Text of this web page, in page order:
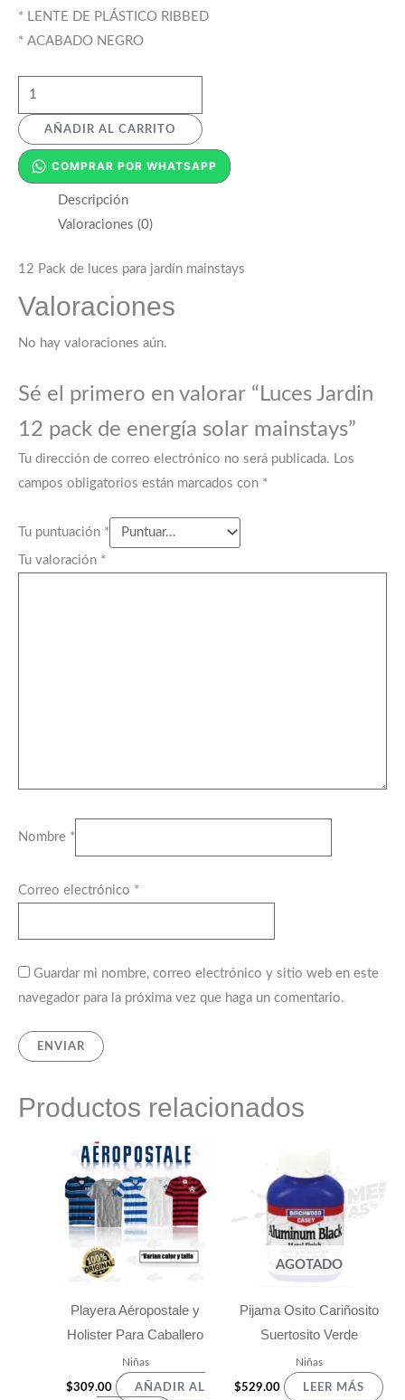
* LENTE DE PLÁSTICO RIBBED
* ACABADO NEGRO
AÑADIR AL CARRITO
COMPRAR POR WHATSAPP
Descripción
Valoraciones (0)
12 Pack de luces para jardín mainstays
Valoraciones
No hay valoraciones aún.
Sé el primero en valorar “Luces Jardin
12 pack de energía solar mainstays”
Tu dirección de correo electrónico no será publicada. Los
campos obligatorios están marcados con *
Tu puntuación *
Tu valoración *
Nombre *
Correo electrónico *
Guardar mi nombre, correo electrónico y sitio web en este
navegador para la próxima vez que haga un comentario.
Productos relacionados
Playera Aéropostale y
Holister Para Caballero
Niñas
$309.00 AÑADIR AL
AGOTADO
Pijama Osito Cariñosito
Suertosito Verde
Niñas
$529.00 LEER MÁS